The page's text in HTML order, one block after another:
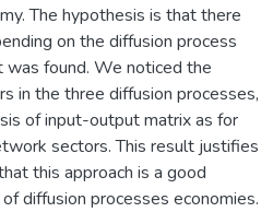
The hypothesis is that there
on the diffusion process
found. We noticed the
in the three diffusion processes,
of input-output matrix as for
sectors. This result justifies
this approach is a good
diffusion processes economies.